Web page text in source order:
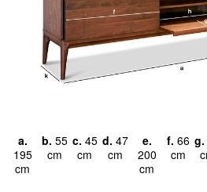
a.
195
cm
b. 55
cm
c. 45
cm
d. 47
cm
e.
200
cm
f. 66
cm
g.